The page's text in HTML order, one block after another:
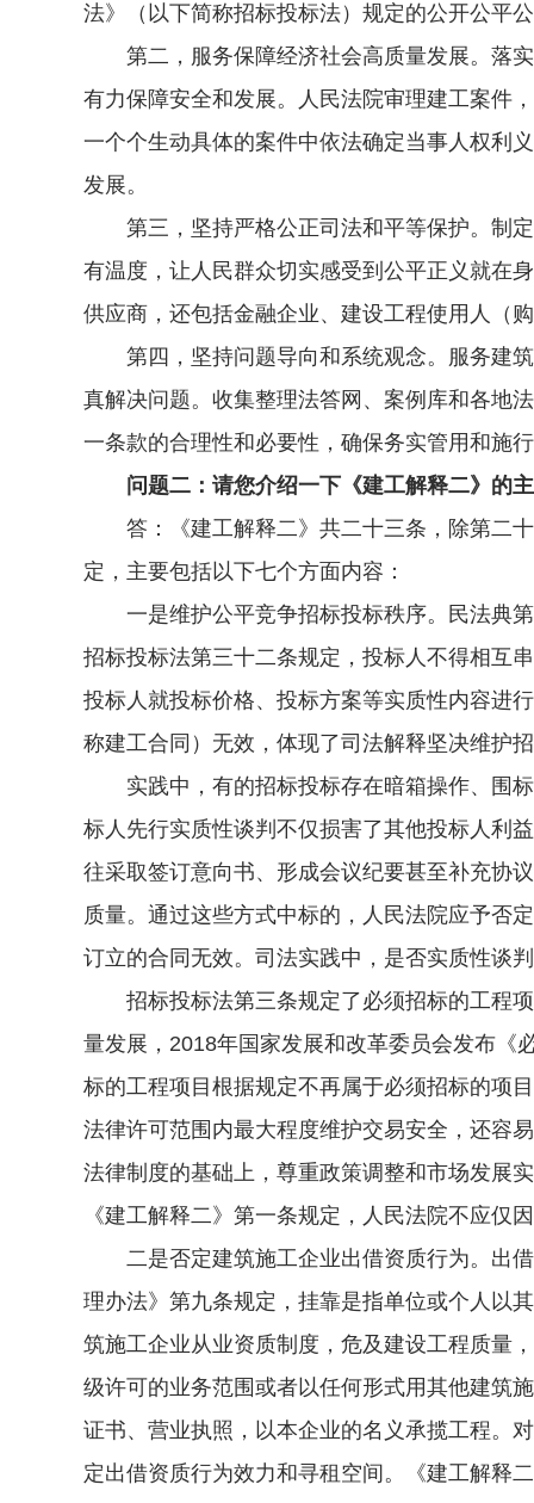
法》（以下简称招标投标法）规定的公开公平
第二，服务保障经济社会高质量发展。落实
有力保障安全和发展。人民法院审理建工案件
一个个生动具体的案件中依法确定当事人权利
发展。
第三，坚持严格公正司法和平等保护。制定
有温度，让人民群众切实感受到公平正义就在
供应商，还包括金融企业、建设工程使用人（
第四，坚持问题导向和系统观念。服务建筑
真解决问题。收集整理法答网、案例库和各地
一条款的合理性和必要性，确保务实管用和施
问题二：请您介绍一下《建工解释二》的
答：《建工解释二》共二十三条，除第二十
定，主要包括以下七个方面内容：
一是维护公平竞争招标投标秩序。民法典第
招标投标法第三十二条规定，投标人不得相互
投标人就投标价格、投标方案等实质性内容进
称建工合同）无效，体现了司法解释坚决维护
实践中，有的招标投标存在暗箱操作、围标
标人先行实质性谈判不仅损害了其他投标人利
往采取签订意向书、形成会议纪要甚至补充协
质量。通过这些方式中标的，人民法院应予否
订立的合同无效。司法实践中，是否实质性谈
招标投标法第三条规定了必须招标的工程项
量发展，2018年国家发展和改革委员会发布《
标的工程项目根据规定不再属于必须招标的项
法律许可范围内最大程度维护交易安全，还容
法律制度的基础上，尊重政策调整和市场发展
《建工解释二》第一条规定，人民法院不应仅
二是否定建筑施工企业出借资质行为。出借
理办法》第九条规定，挂靠是指单位或个人以
筑施工企业从业资质制度，危及建设工程质量
级许可的业务范围或者以任何形式用其他建筑
证书、营业执照，以本企业的名义承揽工程。
定出借资质行为效力和寻租空间。《建工解释